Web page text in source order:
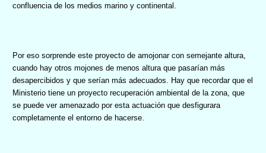
confluencia de los medios marino y continental.
Por eso sorprende este proyecto de amojonar con semejante altura,
cuando hay otros mojones de menos altura que pasarían más
desapercibidos y que serían más adecuados. Hay que recordar que el
Ministerio tiene un proyecto recuperación ambiental de la zona, que
se puede ver amenazado por esta actuación que desfigurara
completamente el entorno de hacerse.